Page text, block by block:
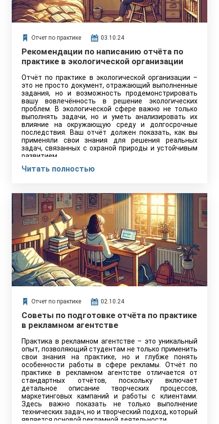
Отчет по практике 03.10.24
Рекомендации по написанию отчёта по
практике в экологической организации
Отчёт по практике в экологической организации –
это не просто документ, отражающий выполненные
задания, но и возможность продемонстрировать
вашу вовлечённость в решение экологических
проблем. В экологической сфере важно не только
выполнять задачи, но и уметь анализировать их
влияние на окружающую среду и долгосрочные
последствия. Ваш отчёт должен показать, как вы
применяли свои знания для решения реальных
задач, связанных с охраной природы и устойчивым
развитием.
Читать полностью
Отчет по практике 02.10.24
Советы по подготовке отчёта по практике
в рекламном агентстве
Практика в рекламном агентстве – это уникальный
опыт, позволяющий студентам не только применить
свои знания на практике, но и глубже понять
особенности работы в сфере рекламы. Отчёт по
практике в рекламном агентстве отличается от
стандартных отчётов, поскольку включает
детальное описание творческих процессов,
маркетинговых кампаний и работы с клиентами.
Здесь важно показать не только выполнение
технических задач, но и творческий подход, который
является основой рекламной деятельности.